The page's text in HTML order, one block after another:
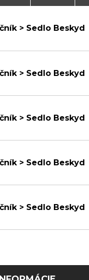
> Sedlo Beskyd
> Sedlo Beskyd
> Sedlo Beskyd
> Sedlo Beskyd
> Sedlo Beskyd